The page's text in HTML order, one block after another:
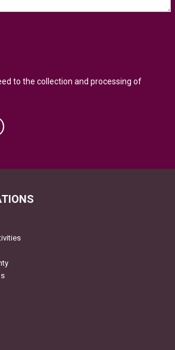
to the collection and processing of